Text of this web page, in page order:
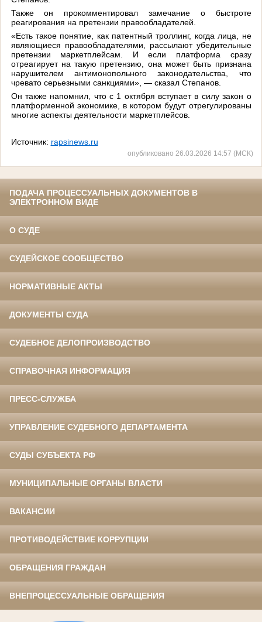
Также он прокомментировал замечание о быстроте
реагирования на претензии правообладателей.
«Есть такое понятие, как патентный троллинг, когда лица, не
являющиеся правообладателями, рассылают убедительные
претензии маркетплейсам. И если платформа сразу
отреагирует на такую претензию, она может быть признана
нарушителем антимонопольного законодательства, что
чревато серьезными санкциями», — сказал Степанов.
Он также напомнил, что с 1 октября вступает в силу закон о
платформенной экономике, в котором будут отрегулированы
многие аспекты деятельности маркетплейсов.
Источник: rapsinews.ru
опубликовано 26.03.2026 14:57 (МСК)
ПОДАЧА ПРОЦЕССУАЛЬНЫХ ДОКУМЕНТОВ В
ЭЛЕКТРОННОМ ВИДЕ
О СУДЕ
СУДЕЙСКОЕ СООБЩЕСТВО
НОРМАТИВНЫЕ АКТЫ
ДОКУМЕНТЫ СУДА
СУДЕБНОЕ ДЕЛОПРОИЗВОДСТВО
СПРАВОЧНАЯ ИНФОРМАЦИЯ
ПРЕСС-СЛУЖБА
УПРАВЛЕНИЕ СУДЕБНОГО ДЕПАРТАМЕНТА
СУДЫ СУБЪЕКТА РФ
МУНИЦИПАЛЬНЫЕ ОРГАНЫ ВЛАСТИ
ВАКАНСИИ
ПРОТИВОДЕЙСТВИЕ КОРРУПЦИИ
ОБРАЩЕНИЯ ГРАЖДАН
ВНЕПРОЦЕССУАЛЬНЫЕ ОБРАЩЕНИЯ